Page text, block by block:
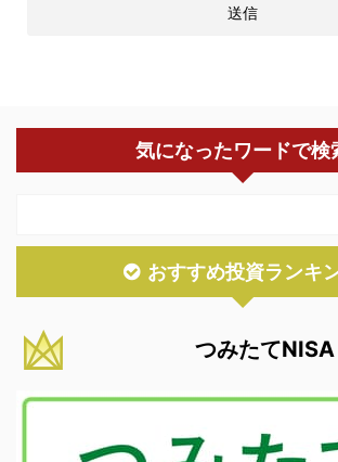
気になったワードで検
おすすめ投資ランキ
つみたてNISA